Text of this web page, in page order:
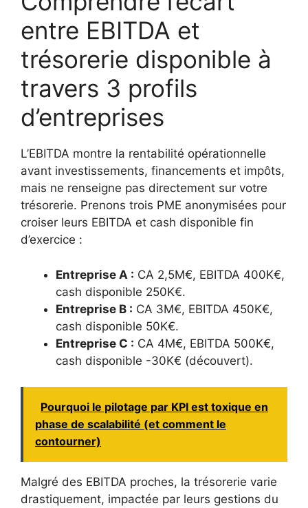
entre EBITDA et
trésorerie disponible à
travers 3 profils
d’entreprises
L’EBITDA montre la rentabilité opérationnelle
avant investissements, financements et impôts,
mais ne renseigne pas directement sur votre
trésorerie. Prenons trois PME anonymisées pour
croiser leurs EBITDA et cash disponible fin
d’exercice :
Entreprise A : CA 2,5M€, EBITDA 400K€,
cash disponible 250K€.
Entreprise B : CA 3M€, EBITDA 450K€,
cash disponible 50K€.
Entreprise C : CA 4M€, EBITDA 500K€,
cash disponible -30K€ (découvert).
Pourquoi le pilotage par KPI est toxique en
phase de scalabilité (et comment le
contourner)
Malgré des EBITDA proches, la trésorerie varie
drastiquement, impactée par leurs gestions du